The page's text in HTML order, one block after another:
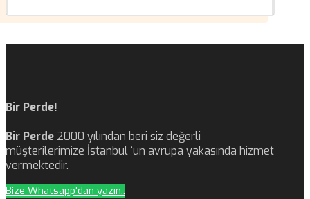
Bir Perde!
Bir Perde 2000 yılından beri siz değerli
müşterilerimize İstanbul ‘un avrupa yakasında hizmet
vermektedir.
Bize Whatsapp'dan yazın..